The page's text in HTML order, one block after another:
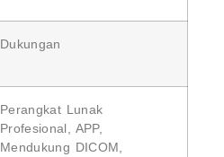
Dukungan
Perangkat Lunak
Profesional, APP,
Mendukung DICOM,